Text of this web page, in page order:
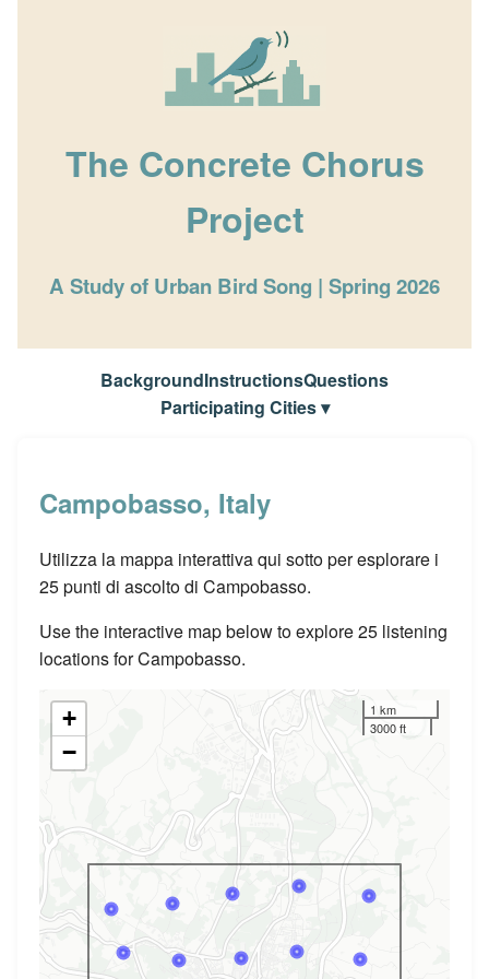
The Concrete Chorus
Project
A Study of Urban Bird Song | Spring 2026
BackgroundInstructionsQuestions
Participating Cities ▾
Campobasso, Italy
Utilizza la mappa interattiva qui sotto per esplorare i
25 punti di ascolto di Campobasso.
Use the interactive map below to explore 25 listening
locations for Campobasso.